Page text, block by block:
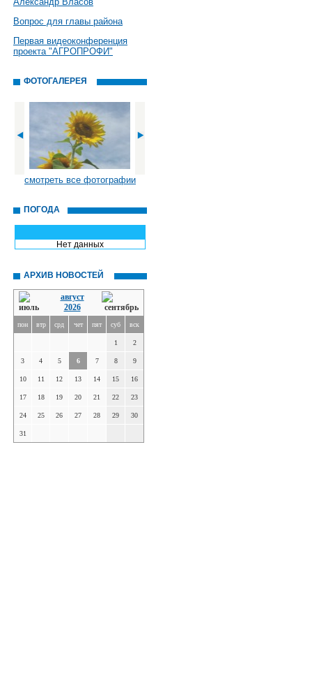
Вопрос для главы района
Первая видеоконференция
проекта "АГРОПРОФИ"
ФОТОГАЛЕРЕЯ
смотреть все фотографии
ПОГОДА
Нет данных
АРХИВ НОВОСТЕЙ
август
2026
пон втр срд чет пят суб вск
1 2
3 4 5 6 7 8 9
10 11 12 13 14 15 16
17 18 19 20 21 22 23
24 25 26 27 28 29 30
31